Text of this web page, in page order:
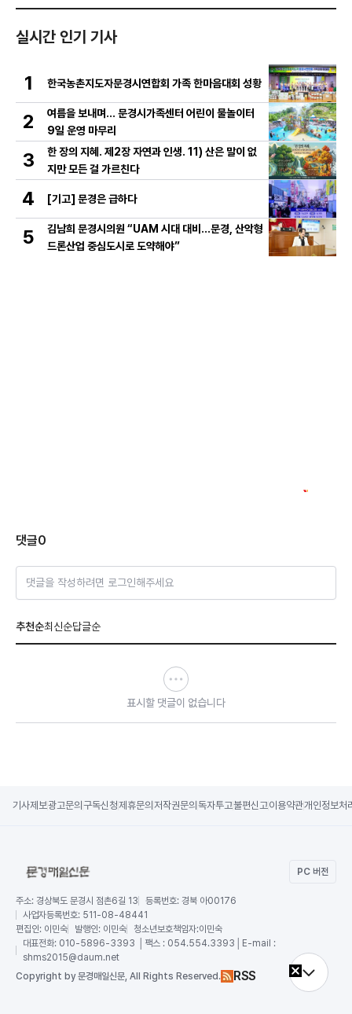
실시간 인기 기사
1 한국농촌지도자문경시연합회 가족 한마음대회 성황
2
여름을 보내며… 문경시가족센터 어린이 물놀이터
9일 운영 마무리
3
한 장의 지혜. 제2장 자연과 인생. 11) 산은 말이 없
지만 모든 걸 가르친다
4 [기고] 문경은 급하다
5
김남희 문경시의원 “UAM 시대 대비…문경, 산악형
드론산업 중심도시로 도약해야”
댓글0
댓글을 작성하려면 로그인해주세요
추천순최신순답글순
표시할 댓글이 없습니다
기사제보광고문의 구독신청제휴문의 저작권문의 독자투고불편신고이용약관개인정보처
PC 버전
주소: 경상북도 문경시 점촌6길 13 등록번호: 경북 아00176
사업자등록번호: 511-08-48441
편집인: 이민숙 발행인: 이민숙 청소년보호책임자:이민숙
대표전화: 010-5896-3393 │팩스 : 054.554.3393│E-mail :
shms2015@daum.net
Copyright by 문경매일신문, All Rights Reserved. RSS